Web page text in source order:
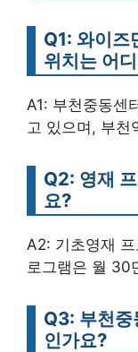
Q1: 와이즈
위치는 어
A1: 부천중동센
고 있으며, 부천
Q2: 영재
요?
A2: 기초영재
로그램은 월 30
Q3: 부천중
인가요?